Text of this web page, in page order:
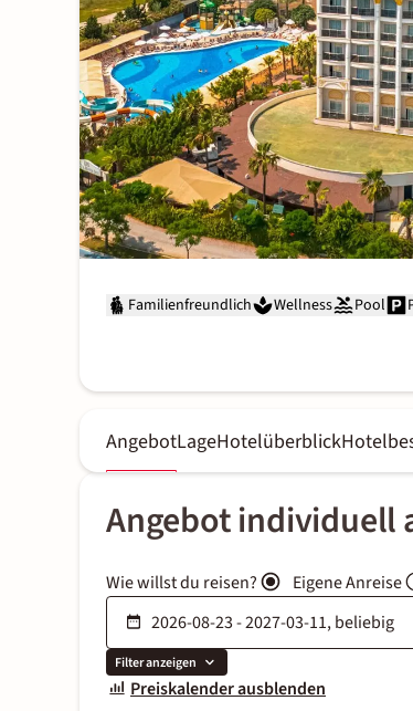
Familienfreundlich Wellness Pool
AngebotLageHotelüberblick
Angebot individuell
Wie willst du reisen? Eigene Anreise
Filter anzeigen
Preiskalender ausblenden